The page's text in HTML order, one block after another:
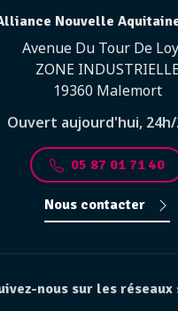
Nouvelle
Avenue Du Tour De
ZONE INDUSTRIELLE
19360 Malemort
Ouvert aujourd'hui,
05 87 01 71 40
Nous contacter
nous sur les réseaux